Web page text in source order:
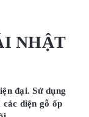
NHẬT
đại. Sử dụng
diện gỗ ốp